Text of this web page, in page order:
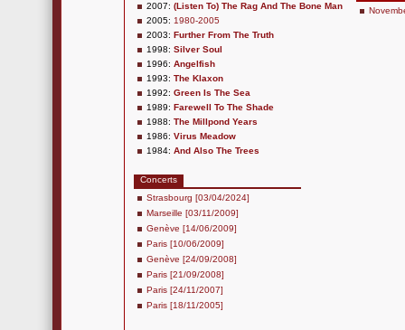
2007: (Listen To) The Rag And The Bone Man
2005: 1980-2005
2003: Further From The Truth
1998: Silver Soul
1996: Angelfish
1993: The Klaxon
1992: Green Is The Sea
1989: Farewell To The Shade
1988: The Millpond Years
1986: Virus Meadow
1984: And Also The Trees
Concerts
Strasbourg [03/04/2024]
Marseille [03/11/2009]
Genève [14/06/2009]
Paris [10/06/2009]
Genève [24/09/2008]
Paris [21/09/2008]
Paris [24/11/2007]
Paris [18/11/2005]